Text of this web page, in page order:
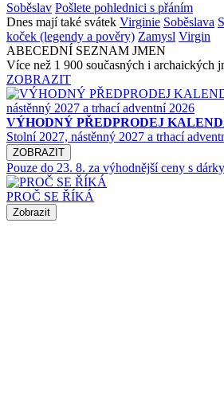
Soběslav Pošlete pohlednici s přáním
Dnes mají také svátek Virginie Soběslava
koček (legendy a pověry) Zamysl Virgin
ABECEDNÍ SEZNAM JMEN
Více než 1 900 současných i archaických
ZOBRAZIT
VÝHODNÝ PŘEDPRODEJ
Stolní 2027, nástěnný 2027 a trhací
ZOBRAZIT
Pouze do 23. 8. za výhodnější ceny s
PROČ SE ŘÍKÁ
Zobrazit